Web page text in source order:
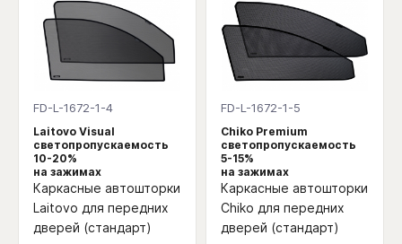
FD-L-1672-1-4
Laitovo Visual
светопропускаемость
10-20%
на зажимах
Каркасные автошторки
Laitovo для передних
дверей (стандарт)
FD-L-1672-1-5
Chiko Premium
светопропускаемость
5-15%
на зажимах
Каркасные автошторки
Chiko для передних
дверей (стандарт)